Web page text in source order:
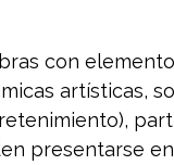
con
artísticas,
presentarse